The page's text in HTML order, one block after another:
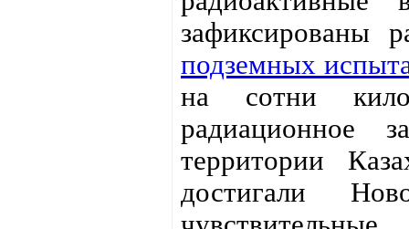
зафиксированы
подземных
на сотни
радиационное
территории
достигали